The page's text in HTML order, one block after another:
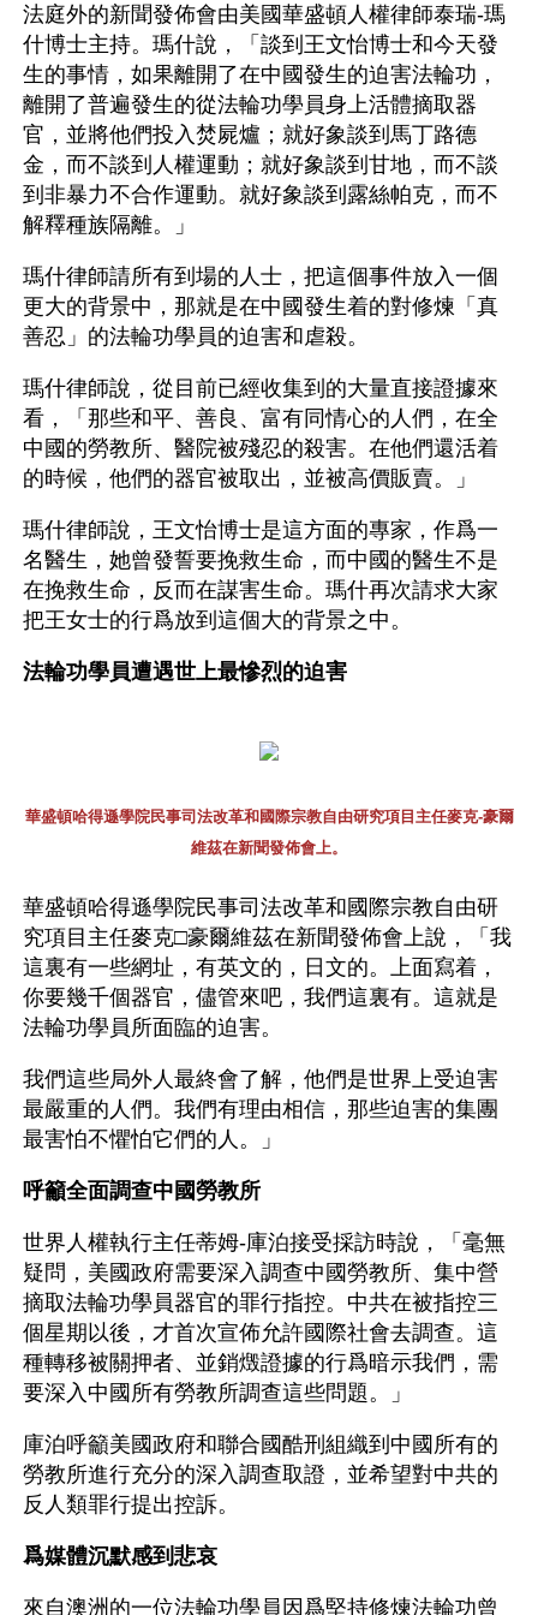
法庭外的新聞發佈會由美國華盛頓人權律師泰瑞-瑪
什博士主持。瑪什說，「談到王文怡博士和今天發
生的事情，如果離開了在中國發生的迫害法輪功，
離開了普遍發生的從法輪功學員身上活體摘取器
官，並將他們投入焚屍爐；就好象談到馬丁路德
金，而不談到人權運動；就好象談到甘地，而不談
到非暴力不合作運動。就好象談到露絲帕克，而不
解釋種族隔離。」
瑪什律師請所有到場的人士，把這個事件放入一個
更大的背景中，那就是在中國發生着的對修煉「真
善忍」的法輪功學員的迫害和虐殺。
瑪什律師說，從目前已經收集到的大量直接證據來
看，「那些和平、善良、富有同情心的人們，在全
中國的勞教所、醫院被殘忍的殺害。在他們還活着
的時候，他們的器官被取出，並被高價販賣。」
瑪什律師說，王文怡博士是這方面的專家，作爲一
名醫生，她曾發誓要挽救生命，而中國的醫生不是
在挽救生命，反而在謀害生命。瑪什再次請求大家
把王女士的行爲放到這個大的背景之中。
法輪功學員遭遇世上最慘烈的迫害
華盛頓哈得遜學院民事司法改革和國際宗教自由研究項目主任麥克-豪爾
維茲在新聞發佈會上。
華盛頓哈得遜學院民事司法改革和國際宗教自由研
究項目主任麥克□豪爾維茲在新聞發佈會上說，「我
這裏有一些網址，有英文的，日文的。上面寫着，
你要幾千個器官，儘管來吧，我們這裏有。這就是
法輪功學員所面臨的迫害。
我們這些局外人最終會了解，他們是世界上受迫害
最嚴重的人們。我們有理由相信，那些迫害的集團
最害怕不懼怕它們的人。」
呼籲全面調查中國勞教所
世界人權執行主任蒂姆-庫泊接受採訪時說，「毫無
疑問，美國政府需要深入調查中國勞教所、集中營
摘取法輪功學員器官的罪行指控。中共在被指控三
個星期以後，才首次宣佈允許國際社會去調查。這
種轉移被關押者、並銷燬證據的行爲暗示我們，需
要深入中國所有勞教所調查這些問題。」
庫泊呼籲美國政府和聯合國酷刑組織到中國所有的
勞教所進行充分的深入調查取證，並希望對中共的
反人類罪行提出控訴。
爲媒體沉默感到悲哀
來自澳洲的一位法輪功學員因爲堅持修煉法輪功曾